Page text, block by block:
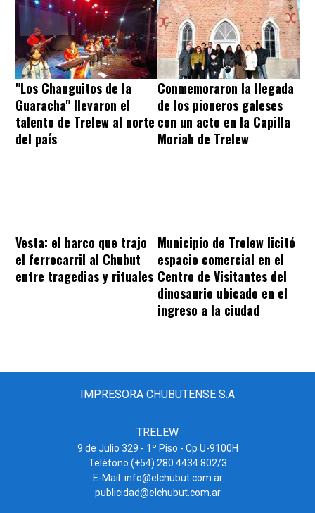
"Los Changuitos de la
Guaracha" llevaron el
talento de Trelew al norte
del país
Conmemoraron la llegada
de los pioneros galeses
con un acto en la Capilla
Moriah de Trelew
Vesta: el barco que trajo
el ferrocarril al Chubut
entre tragedias y rituales
Municipio de Trelew licitó
espacio comercial en el
Centro de Visitantes del
dinosaurio ubicado en el
ingreso a la ciudad
IMPRESORA CHUBUTENSE S.A
TRELEW
9 de Julio 329 - 1º Piso - Cp U-9100H
Teléfono (+54) 280 4434 802/3
E-Mail: info@elchubut.com.ar
publicidad@elchubut.com.ar